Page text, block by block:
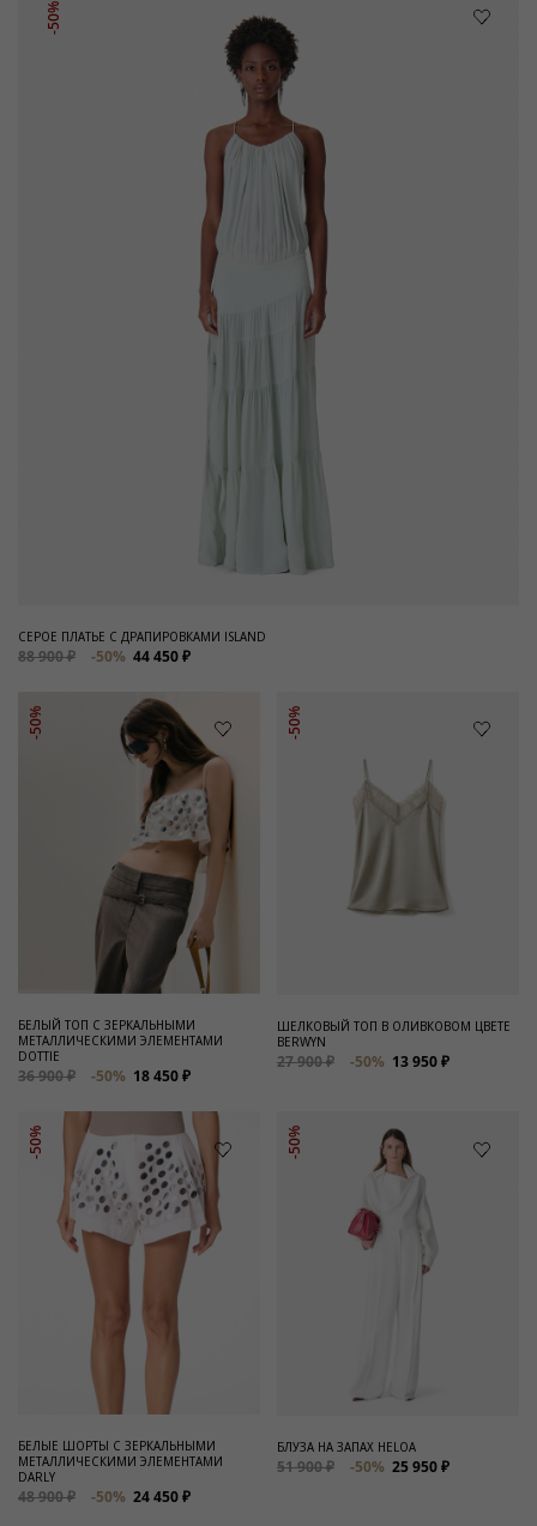
-50%
СЕРОЕ ПЛАТЬЕ С ДРАПИРОВКАМИ ISLAND
88 900 ₽ -50% 44 450 ₽
-50%
БЕЛЫЙ ТОП С ЗЕРКАЛЬНЫМИ
МЕТАЛЛИЧЕСКИМИ ЭЛЕМЕНТАМИ
DOTTIE
36 900 ₽ -50% 18 450 ₽
-50%
ШЕЛКОВЫЙ ТОП В ОЛИВКОВОМ ЦВЕТЕ
BERWYN
27 900 ₽ -50% 13 950 ₽
-50%
БЕЛЫЕ ШОРТЫ С ЗЕРКАЛЬНЫМИ
МЕТАЛЛИЧЕСКИМИ ЭЛЕМЕНТАМИ
DARLY
48 900 ₽ -50% 24 450 ₽
-50%
БЛУЗА НА ЗАПАХ HELOA
51 900 ₽ -50% 25 950 ₽